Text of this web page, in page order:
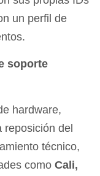
un perfil de
soporte
hardware,
reposición del
técnico,
como Cali,